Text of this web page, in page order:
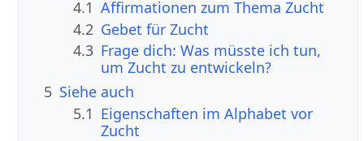
4.1 Affirmationen zum Thema Zucht
4.2 Gebet für Zucht
4.3 Frage dich: Was müsste ich tun,
um Zucht zu entwickeln?
5 Siehe auch
5.1 Eigenschaften im Alphabet vor
Zucht